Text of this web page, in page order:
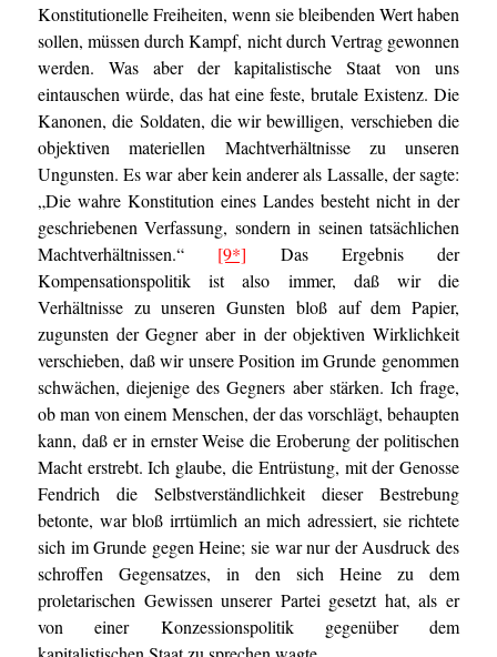
Konstitutionelle Freiheiten, wenn sie bleibenden Wert haben
sollen, müssen durch Kampf, nicht durch Vertrag gewonnen
werden. Was aber der kapitalistische Staat von uns
eintauschen würde, das hat eine feste, brutale Existenz. Die
Kanonen, die Soldaten, die wir bewilligen, verschieben die
objektiven materiellen Machtverhältnisse zu unseren
Ungunsten. Es war aber kein anderer als Lassalle, der sagte:
„Die wahre Konstitution eines Landes besteht nicht in der
geschriebenen Verfassung, sondern in seinen tatsächlichen
Machtverhältnissen.“ [9*] Das Ergebnis der
Kompensationspolitik ist also immer, daß wir die
Verhältnisse zu unseren Gunsten bloß auf dem Papier,
zugunsten der Gegner aber in der objektiven Wirklichkeit
verschieben, daß wir unsere Position im Grunde genommen
schwächen, diejenige des Gegners aber stärken. Ich frage,
ob man von einem Menschen, der das vorschlägt, behaupten
kann, daß er in ernster Weise die Eroberung der politischen
Macht erstrebt. Ich glaube, die Entrüstung, mit der Genosse
Fendrich die Selbstverständlichkeit dieser Bestrebung
betonte, war bloß irrtümlich an mich adressiert, sie richtete
sich im Grunde gegen Heine; sie war nur der Ausdruck des
schroffen Gegensatzes, in den sich Heine zu dem
proletarischen Gewissen unserer Partei gesetzt hat, als er
von einer Konzessionspolitik gegenüber dem